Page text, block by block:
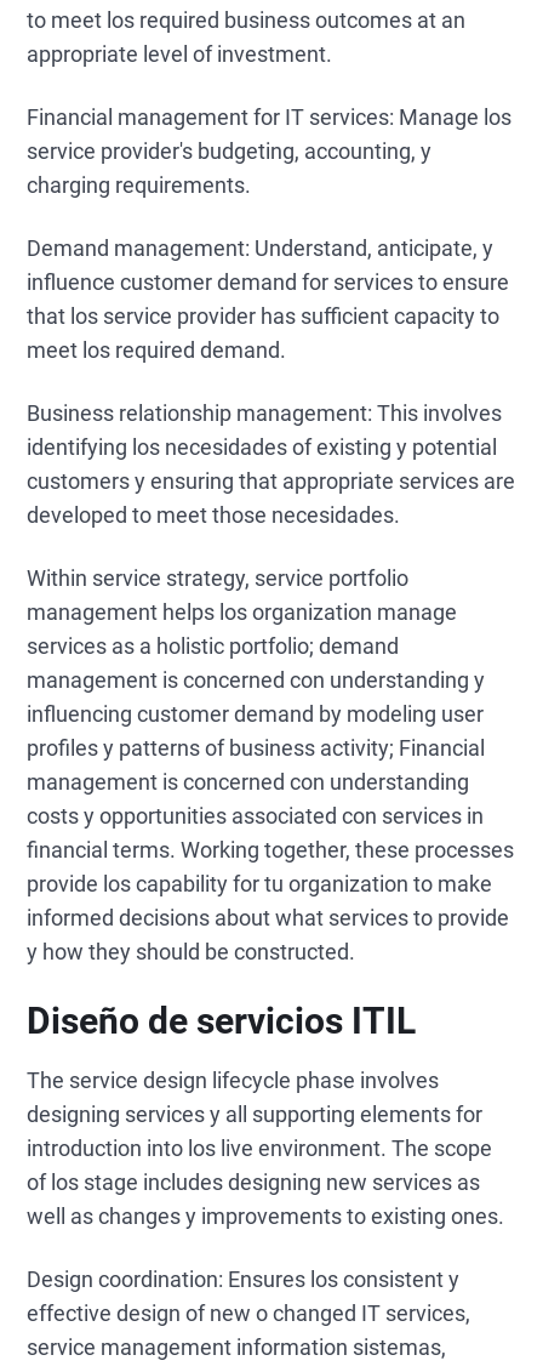
to meet los required business outcomes at an
appropriate level of investment.
Financial management for IT services: Manage los
service provider's budgeting, accounting, y
charging requirements.
Demand management: Understand, anticipate, y
influence customer demand for services to ensure
that los service provider has sufficient capacity to
meet los required demand.
Business relationship management: This involves
identifying los necesidades of existing y potential
customers y ensuring that appropriate services are
developed to meet those necesidades.
Within service strategy, service portfolio
management helps los organization manage
services as a holistic portfolio; demand
management is concerned con understanding y
influencing customer demand by modeling user
profiles y patterns of business activity; Financial
management is concerned con understanding
costs y opportunities associated con services in
financial terms. Working together, these processes
provide los capability for tu organization to make
informed decisions about what services to provide
y how they should be constructed.
Diseño de servicios ITIL
The service design lifecycle phase involves
designing services y all supporting elements for
introduction into los live environment. The scope
of los stage includes designing new services as
well as changes y improvements to existing ones.
Design coordination: Ensures los consistent y
effective design of new o changed IT services,
service management information sistemas,